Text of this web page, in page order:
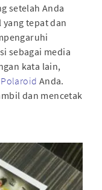
setelah Anda
tepat dan
sebagai media
kata lain,
Anda.
dan mencetak